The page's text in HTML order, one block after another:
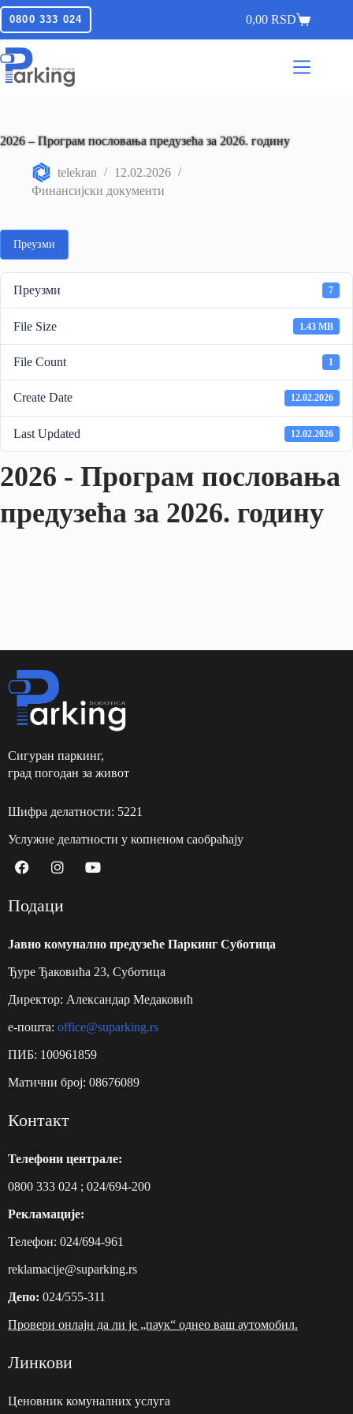
0800 333 024 0,00RSD
2026 – Програм пословања предузећа за 2026. годину
telekran
12.02.2026
Финансијски документи
Преузми
Преузми 7
File Size 1.43 MB
File Count 1
Create Date 12.02.2026
Last Updated 12.02.2026
2026 - Програм пословања
предузећа за 2026. годину
Сигуран паркинг,
град погодан за живот
Шифра делатности: 5221
Услужне делатности у копненом саобраћају
Подаци
Jавно комунално предузеће Паркинг Суботицa
Ђуре Ђаковића 23, Суботица
Директор: Александар Медаковић
e-пошта: office@suparking.rs
ПИБ: 100961859
Матични број: 08676089
Контакт
Телефони централе:
0800 333 024 ; 024/694-200
Рекламације:
Телефон: 024/694-961
reklamacije@suparking.rs
Депо: 024/555-311
Провери онлајн да ли је „паук“ однео ваш аутомобил.
Линкови
Ценовник комуналних услуга